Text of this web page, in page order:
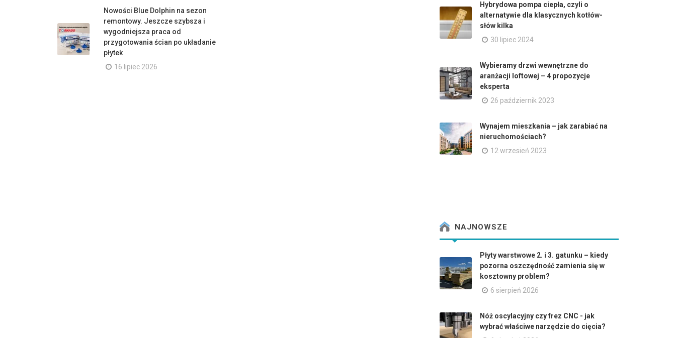
Nowości Blue Dolphin na sezon
remontowy. Jeszcze szybsza i
wygodniejsza praca od
przygotowania ścian po układanie
płytek
16 lipiec 2026
Hybrydowa pompa ciepła, czyli o
alternatywie dla klasycznych kotłów-
słów kilka
30 lipiec 2024
Wybieramy drzwi wewnętrzne do
aranżacji loftowej – 4 propozycje
eksperta
26 październik 2023
Wynajem mieszkania – jak zarabiać na
nieruchomościach?
12 wrzesień 2023
NAJNOWSZE
Płyty warstwowe 2. i 3. gatunku – kiedy
pozorna oszczędność zamienia się w
kosztowny problem?
6 sierpień 2026
Nóż oscylacyjny czy frez CNC - jak
wybrać właściwe narzędzie do cięcia?